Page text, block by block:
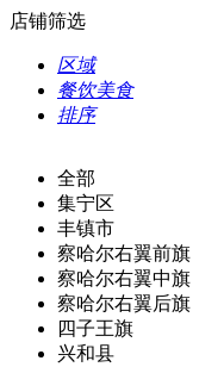
店铺筛选
区域
餐饮美食
排序
全部
集宁区
丰镇市
察哈尔右翼前旗
察哈尔右翼中旗
察哈尔右翼后旗
四子王旗
兴和县